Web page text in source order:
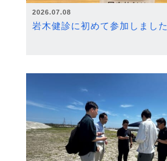
2026.07.08
岩木健診に初めて参加しました